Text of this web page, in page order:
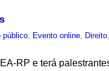
público, Evento online, Direito
RP e terá